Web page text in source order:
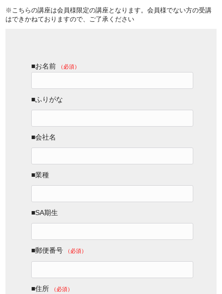
※こちらの講座は会員様限定の講座となります。会員様でない方の受講
はできかねておりますので、ご了承ください
■お名前 （必須）
■ふりがな
■会社名
■業種
■SA期生
■郵便番号 （必須）
■住所 （必須）